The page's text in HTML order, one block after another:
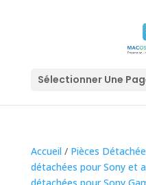
Sélectionner Une
Accueil / Pièces
détachées pour Sony et